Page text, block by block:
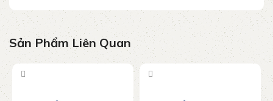
Sản Phẩm Liên Quan